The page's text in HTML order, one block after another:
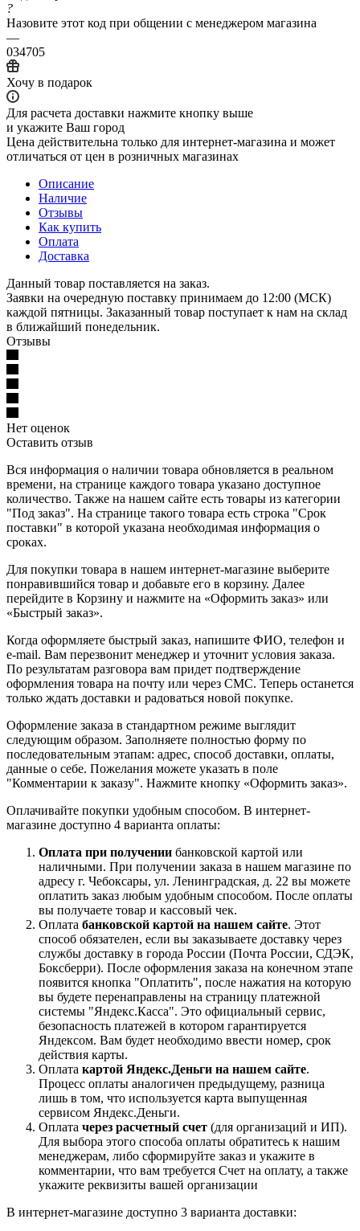
?
Назовите этот код при общении с менеджером магазина
—
034705
Хочу в подарок
Для расчета доставки нажмите кнопку выше
и укажите Ваш город
Цена действительна только для интернет-магазина и может
отличаться от цен в розничных магазинах
Описание
Наличие
Отзывы
Как купить
Оплата
Доставка
Данный товар поставляется на заказ.
Заявки на очередную поставку принимаем до 12:00 (МСК)
каждой пятницы. Заказанный товар поступает к нам на склад
в ближайший понедельник.
Отзывы
Нет оценок
Оставить отзыв
Вся информация о наличии товара обновляется в реальном
времени, на странице каждого товара указано доступное
количество. Также на нашем сайте есть товары из категории
"Под заказ". На странице такого товара есть строка "Срок
поставки" в которой указана необходимая информация о
сроках.
Для покупки товара в нашем интернет-магазине выберите
понравившийся товар и добавьте его в корзину. Далее
перейдите в Корзину и нажмите на «Оформить заказ» или
«Быстрый заказ».
Когда оформляете быстрый заказ, напишите ФИО, телефон и
e-mail. Вам перезвонит менеджер и уточнит условия заказа.
По результатам разговора вам придет подтверждение
оформления товара на почту или через СМС. Теперь останется
только ждать доставки и радоваться новой покупке.
Оформление заказа в стандартном режиме выглядит
следующим образом. Заполняете полностью форму по
последовательным этапам: адрес, способ доставки, оплаты,
данные о себе. Пожелания можете указать в поле
"Комментарии к заказу". Нажмите кнопку «Оформить заказ».
Оплачивайте покупки удобным способом. В интернет-
магазине доступно 4 варианта оплаты:
Оплата при получении банковской картой или
наличными. При получении заказа в нашем магазине по
адресу г. Чебоксары, ул. Ленинградская, д. 22 вы можете
оплатить заказ любым удобным способом. После оплаты
вы получаете товар и кассовый чек.
Оплата банковской картой на нашем сайте. Этот
способ обязателен, если вы заказываете доставку через
службы доставку в города России (Почта России, СДЭК,
Боксберри). После оформления заказа на конечном этапе
появится кнопка "Оплатить", после нажатия на которую
вы будете перенаправлены на страницу платежной
системы "Яндекс.Касса". Это официальный сервис,
безопасность платежей в котором гарантируется
Яндексом. Вам будет необходимо ввести номер, срок
действия карты.
Оплата картой Яндекс.Деньги на нашем сайте.
Процесс оплаты аналогичен предыдущему, разница
лишь в том, что используется карта выпущенная
сервисом Яндекс.Деньги.
Оплата через расчетный счет (для организаций и ИП).
Для выбора этого способа оплаты обратитесь к нашим
менеджерам, либо сформируйте заказ и укажите в
комментарии, что вам требуется Счет на оплату, а также
укажите реквизиты вашей организации
В интернет-магазине доступно 3 варианта доставки: